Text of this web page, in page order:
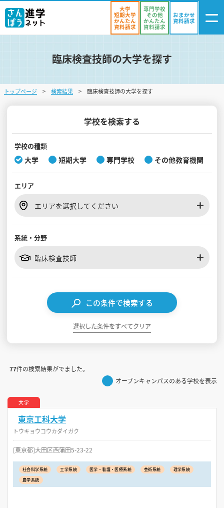
ログイン
・登録
気になる
学校を探す
オープンキャンパスを探す
入試・受験入門
見学会WEB手引書
大学
短期大学
かんたん
資料請求
専門学校
その他
かんたん
資料請求
おまかせ
資料請求
臨床検査技師の大学を探す
トップページ 検索結果 臨床検査技師の大学を探す
学校を検索する
学校の種類
大学 短期大学 専門学校 その他教育機関
エリア
エリアを選択してください
系統・分野
臨床検査技師
この条件で検索する
選択した条件をすべてクリア
77件の検索結果がでました。
オープンキャンパスのある学校を表示
大学
東京工科大学
トウキョウコウカダイガク
[東京都]大田区西蒲田5-23-22
社会科学系統 工学系統 医学・看護・医療系統 芸術系統
理学系統
農学系統